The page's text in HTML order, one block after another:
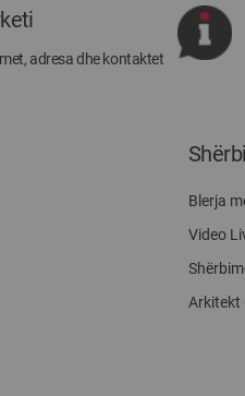
rreth
Megatek:
adresa dhe kontaktet
Blerja
Video
Arkitekt